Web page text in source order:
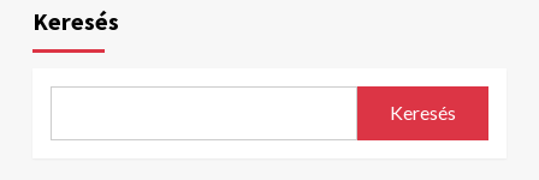
Keresés
Keresés